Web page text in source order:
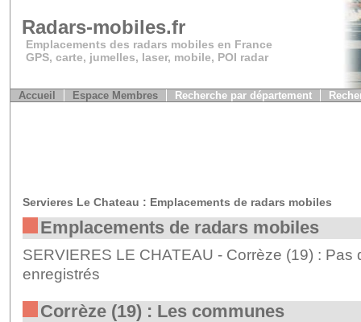
Radars-mobiles.fr
Emplacements des radars mobiles en France
GPS, carte, jumelles, laser, mobile, POI radar
Accueil Espace Membres Recherche par département
Servieres Le Chateau : Emplacements de radars mobiles
Emplacements de radars mobiles
SERVIERES LE CHATEAU - Corrèze (19) : Pas
enregistrés
Corrèze (19) : Les communes